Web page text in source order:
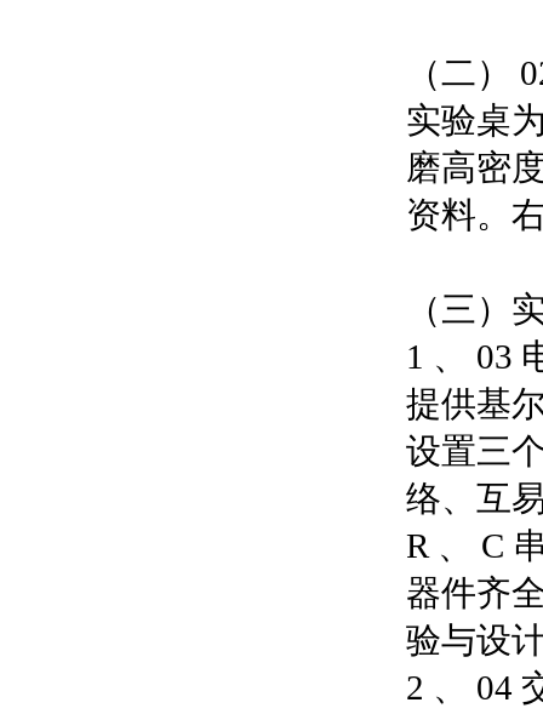
（二）
实验桌
磨高密
资料。
（三）
1 、 03
提供基
设置三
络、互
R 、 C
器件齐
验与设
2 、 04